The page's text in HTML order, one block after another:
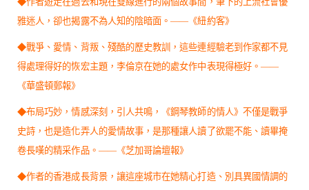
雅迷人，卻也揭露不為人知的陰暗面。——《紐約客》
◆戰爭、愛情、背叛、殘酷的歷史教訓，這些連經驗老到作家都不見
得處理得好的恢宏主題，李倫京在她的處女作中表現得極好。——
《華盛頓郵報》
◆布局巧妙，情感深刻，引人共鳴，《鋼琴教師的情人》不僅是戰爭
史詩，也是造化弄人的愛情故事，是那種讓人讀了欲罷不能、讀畢掩
卷長嘆的精采作品。——《芝加哥論壇報》
◆作者的香港成長背景，讓這座城市在她精心打造、別具異國情調的